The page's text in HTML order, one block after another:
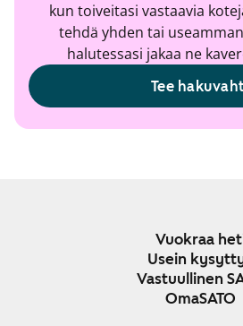
kun toiveitasi vastaavia
tehdä yhden tai
halutessasi jakaa ne
Tee
Vuokraa
Usein
Vastuullinen
OmaSATO